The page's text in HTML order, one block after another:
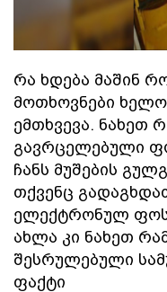
რა ხდება მაშინ
მოთხოვნები
ემთხვევა. ნახეთ
გავრცელებული
ჩანს მუშების
თქვენც
ელექტრონულ
ახლა კი ნახეთ
შესრულებული
ფაქტი